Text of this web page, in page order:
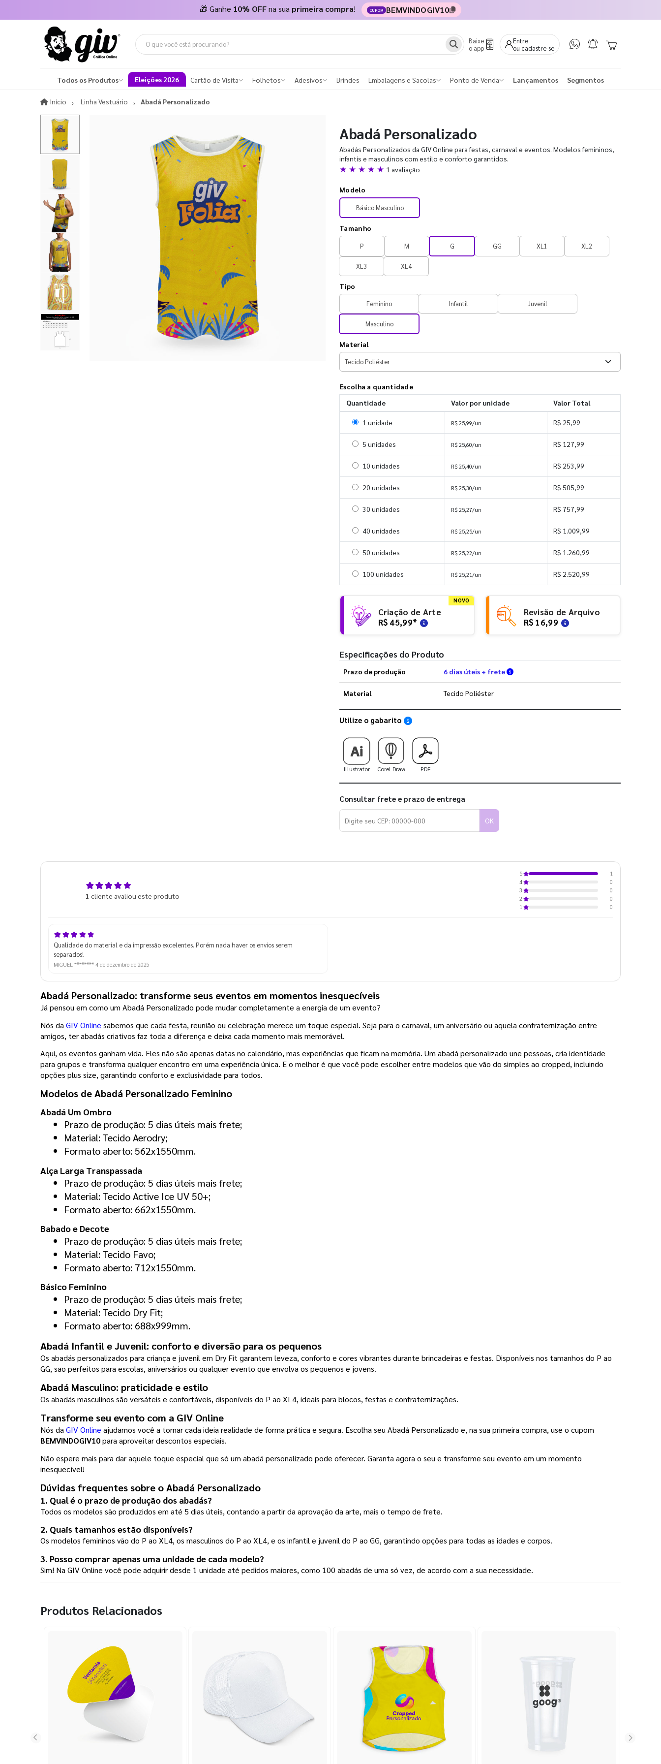
🎁 Ganhe 10% OFFna sua primeira compra! CUPOM BEMVINDOGIV10
Baixe
o app
Entre
ou cadastre-se
Todos os Produtos Eleições 2026 Cartão de Visita Folhetos Adesivos Brindes Embalagens e Sacolas Ponto de Venda Lançamentos Segmentos
Início InícioLinha Vestuário Abadá Personalizado
Abadá Personalizado
Abadás Personalizados da GIV Online para festas, carnaval e eventos. Modelos femininos,
infantis e masculinos com estilo e conforto garantidos.
★ ★ ★ ★ ★ 1 avaliação
Modelo
Básico Masculino
Tamanho
P M G GG XL1 XL2
XL3 XL4
Tipo
Feminino Infantil Juvenil
Masculino
Material
Escolha a quantidade
Quantidade
Valor por unidade Valor Total
Selecionar 1 unidade
1 unidade R$ 25,99/un R$ 25,99
Selecionar 5 unidades
5 unidades R$ 25,60/un R$ 127,99
Selecionar 10 unidades
10 unidades R$ 25,40/un R$ 253,99
Selecionar 20 unidades
20 unidades R$ 25,30/un R$ 505,99
Selecionar 30 unidades
30 unidades R$ 25,27/un R$ 757,99
Selecionar 40 unidades
40 unidades R$ 25,25/un R$ 1.009,99
Selecionar 50 unidades
50 unidades R$ 25,22/un R$ 1.260,99
Selecionar 100 unidades
100 unidades R$ 25,21/un R$ 2.520,99
NOVO
Criação de Arte
R$ 45,99*
Revisão de Arquivo
R$ 16,99
Especificações do Produto
Prazo de produção 6 dias úteis + frete Verifique as condições de entrega
Material Tecido Poliéster
Utilize o gabarito Saiba como utilizar os nossos gabaritos
Illustrator Corel Draw PDF
Consultar frete e prazo de entrega
OK
1 cliente avaliou este produto
5
1
4
0
3
0
2
0
1
0
Qualidade do material e da impressão excelentes. Porém nada haver os envios serem
separados!
MIGUEL ******** 4 de dezembro de 2025
Abadá Personalizado: transforme seus eventos em momentos inesquecíveis
Já pensou em como um Abadá Personalizado pode mudar completamente a energia de um evento?
Nós da GIV Online sabemos que cada festa, reunião ou celebração merece um toque especial. Seja para o carnaval, um aniversário ou aquela confraternização entre
amigos, ter abadás criativos faz toda a diferença e deixa cada momento mais memorável.
Aqui, os eventos ganham vida. Eles não são apenas datas no calendário, mas experiências que ficam na memória. Um abadá personalizado une pessoas, cria identidade
para grupos e transforma qualquer encontro em uma experiência única. E o melhor é que você pode escolher entre modelos que vão do simples ao cropped, incluindo
opções plus size, garantindo conforto e exclusividade para todos.
Modelos de Abadá Personalizado Feminino
Abadá Um Ombro
Prazo de produção: 5 dias úteis mais frete;
Material: Tecido Aerodry;
Formato aberto: 562x1550mm.
Alça Larga Transpassada
Prazo de produção: 5 dias úteis mais frete;
Material: Tecido Active Ice UV 50+;
Formato aberto: 662x1550mm.
Babado e Decote
Prazo de produção: 5 dias úteis mais frete;
Material: Tecido Favo;
Formato aberto: 712x1550mm.
Básico Feminino
Prazo de produção: 5 dias úteis mais frete;
Material: Tecido Dry Fit;
Formato aberto: 688x999mm.
Abadá Infantil e Juvenil: conforto e diversão para os pequenos
Os abadás personalizados para criança e juvenil em Dry Fit garantem leveza, conforto e cores vibrantes durante brincadeiras e festas. Disponíveis nos tamanhos do P ao
GG, são perfeitos para escolas, aniversários ou qualquer evento que envolva os pequenos e jovens.
Abadá Masculino: praticidade e estilo
Os abadás masculinos são versáteis e confortáveis, disponíveis do P ao XL4, ideais para blocos, festas e confraternizações.
Transforme seu evento com a GIV Online
Nós da GIV Online
BEMVINDOGIV10 para aproveitar descontos especiais.
Não espere mais para dar aquele toque especial que só um abadá personalizado pode oferecer. Garanta agora o seu e transforme seu evento em um momento
inesquecível!
Dúvidas frequentes sobre o Abadá Personalizado
1. Qual é o prazo de produção dos abadás?
Todos os modelos são produzidos em até 5 dias úteis, contando a partir da aprovação da arte, mais o tempo de frete.
2. Quais tamanhos estão disponíveis?
Os modelos femininos vão do P ao XL4, os masculinos do P ao XL4, e os infantil e juvenil do P ao GG, garantindo opções para todas as idades e corpos.
3. Posso comprar apenas uma unidade de cada modelo?
Sim! Na GIV Online você pode adquirir desde 1 unidade até pedidos maiores, como 100 abadás de uma só vez, de acordo com a sua necessidade.
Produtos Relacionados